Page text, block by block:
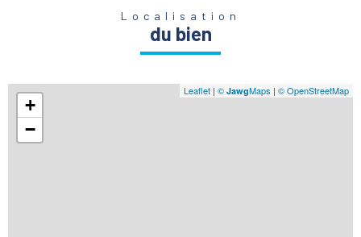
Localisation
du bien
+
−
Leaflet | © JawgMaps | © OpenStreetMap